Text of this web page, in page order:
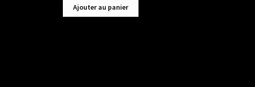
Ajouter au panier